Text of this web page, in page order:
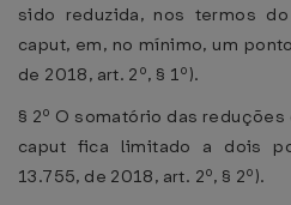
sido reduzida, nos termos
caput, em, no mínimo, um
de 2018, art. 2º, § 1º).
§ 2º O somatório das
caput fica limitado a dois
13.755, de 2018, art. 2º, § 2º).